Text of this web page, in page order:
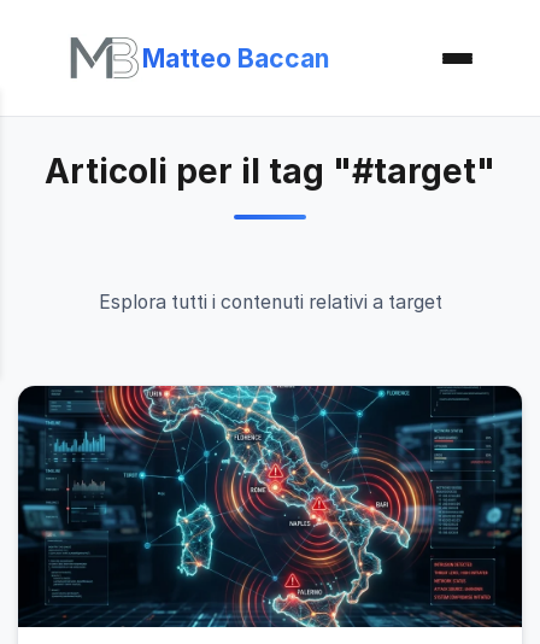
Matteo Baccan
Articoli per il tag "#target"
Esplora tutti i contenuti relativi a target